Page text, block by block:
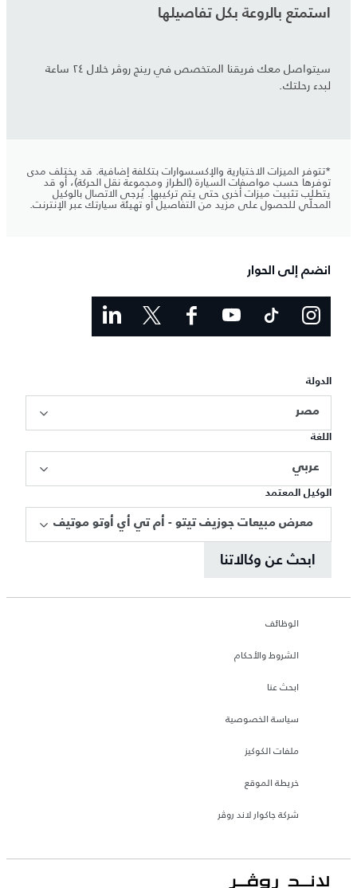
استمتع بالروعة بكل تفاصيلها
سيتواصل معك فريقنا المتخصص في رينج روڤر خلال ٢٤ ساعة
لبدء رحلتك.
*تتوفر الميزات الاختيارية والإكسسوارات بتكلفة إضافية. قد يختلف مدى
توفرها حسب مواصفات السيارة (الطراز ومجموعة نقل الحركة)، أو قد
يتطلب تثبيت ميزات أخرى حتى يتم تركيبها. يُرجى الاتصال بالوكيل
المحلّي للحصول على مزيد من التفاصيل أو تهيئة سيارتك عبر الإنترنت.
انضم إلى الحوار
الدولة
مصر
اللغة
عربي
الوكيل المعتمد
معرض مبيعات جوزيف تيتو - أم تي أي أوتو موتيف
ابحث عن وكالاتنا
الوظائف
الشروط والأحكام
ابحث عنا
سياسة الخصوصية
ملفات الكوكيز
خريطة الموقع
شركة جاكوار لاند روڤر